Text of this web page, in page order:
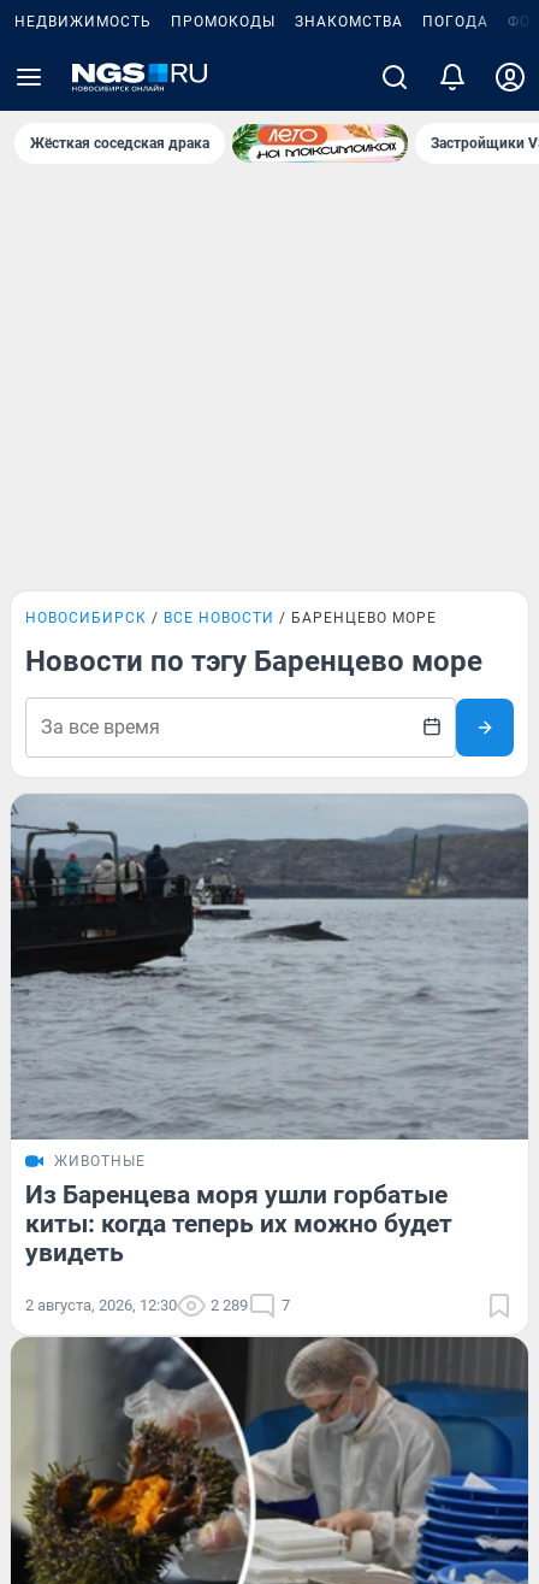
НЕДВИЖИМОСТЬ ПРОМОКОДЫ ЗНАКОМСТВА ПОГОДА
Жёсткая соседская драка Застройщики
НОВОСИБИРСК ВСЕ НОВОСТИ БАРЕНЦЕВО МОРЕ
Новости по тэгу Баренцево море
ЖИВОТНЫЕ
Из Баренцева моря ушли горбатые
киты: когда теперь их можно будет
увидеть
2 августа, 2026, 12:30 2 289 7